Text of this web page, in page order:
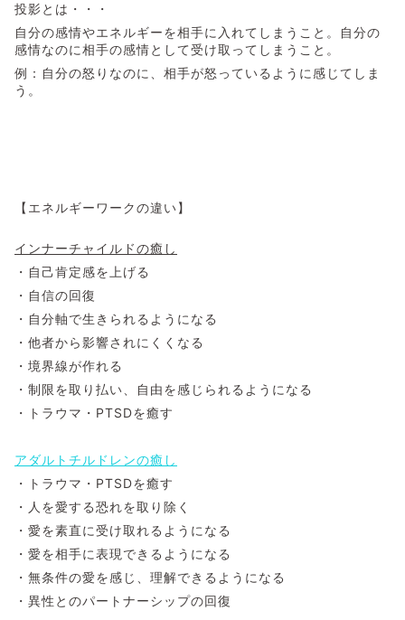
投影とは・・・
自分の感情やエネルギーを相手に入れてしまうこと。自分の
感情なのに相手の感情として受け取ってしまうこと。
例：自分の怒りなのに、相手が怒っているように感じてしま
う。
【エネルギーワークの違い】
インナーチャイルドの癒し
・自己肯定感を上げる
・自信の回復
・自分軸で生きられるようになる
・他者から影響されにくくなる
・境界線が作れる
・制限を取り払い、自由を感じられるようになる
・トラウマ・PTSDを癒す
アダルトチルドレンの癒し
・トラウマ・PTSDを癒す
・人を愛する恐れを取り除く
・愛を素直に受け取れるようになる
・愛を相手に表現できるようになる
・無条件の愛を感じ、理解できるようになる
・異性とのパートナーシップの回復